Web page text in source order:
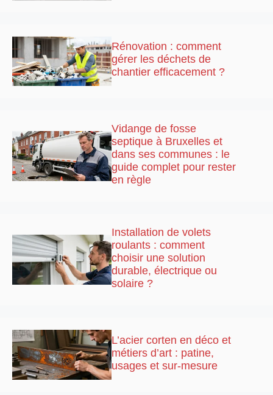
Rénovation : comment
gérer les déchets de
chantier efficacement ?
Vidange de fosse
septique à Bruxelles et
dans ses communes : le
guide complet pour rester
en règle
Installation de volets
roulants : comment
choisir une solution
durable, électrique ou
solaire ?
L’acier corten en déco et
métiers d’art : patine,
usages et sur-mesure